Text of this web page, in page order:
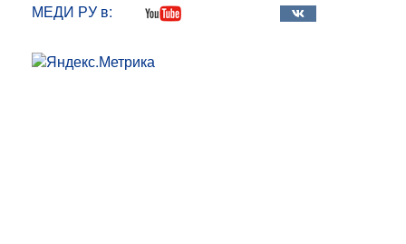
МЕДИ РУ в: